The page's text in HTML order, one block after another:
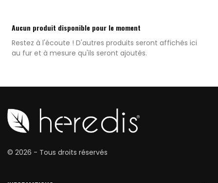
Aucun produit disponible pour le moment
Restez à l'écoute ! D'autres produits seront affichés ici
au fur et à mesure qu'ils seront ajoutés.
© 2026 - Tous droits réservés